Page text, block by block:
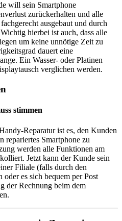
will sein Smartphone
zurückerhalten und alle
ausgebaut und durch
hierbei ist auch, dass alle
um keine unnötige Zeit zu
dauert eine
Ein Wasser- oder Platinen
verglichen werden.
stimmen
Reparatur ist es, den Kunden
repariertes Smartphone zu
werden alle Funktionen am
Jetzt kann der Kunde sein
Filiale (falls durch den
oder es sich bequem per Post
der Rechnung beim dem